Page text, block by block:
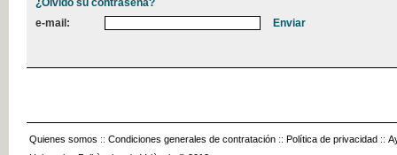
¿Olvidó su contraseña?
e-mail:
Quienes somos :: Condiciones generales de contratación :: Política de privacidad ::